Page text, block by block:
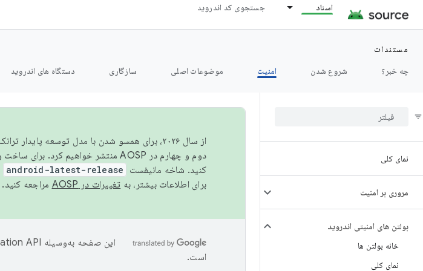
اسناد جستجوی کد اندروید
مستندات
چه خبر؟
شروع شدن امنیت موضوعات اصلی سازگاری دستگاه های اندروید
نمای کلی
مروری بر امنیت
بولتن های امنیتی اندروید
خانه بولتن ها
نمای کلی
از سال ۲۰۲۶، برای همسو شدن با مدل توسعه
دوم و چهارم در AOSP منتشر خواهیم کرد. برای ساخت و مشارکت در AOSP،
کنید. شاخه مانیفست
android-latest-release
برای اطلاعات بیشتر، به تغییرات در AOSP مراجعه کنید.
این صفحه به‌وسیله
است.